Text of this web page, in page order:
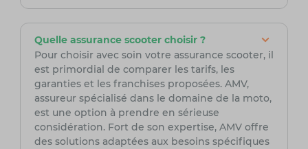
Quelle assurance scooter choisir ?
Pour choisir avec soin votre assurance scooter, il
est primordial de comparer les tarifs, les
garanties et les franchises proposées. AMV,
assureur spécialisé dans le domaine de la moto,
est une option à prendre en sérieuse
considération. Fort de son expertise, AMV offre
des solutions adaptées aux besoins spécifiques